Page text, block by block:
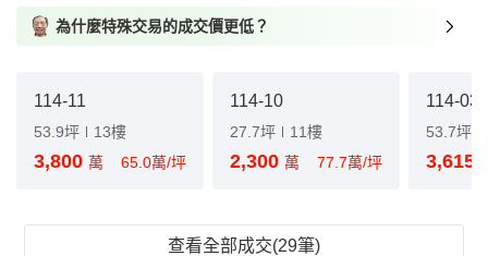
為什麼特殊交易的成交價更低？
114-11
53.9坪 13樓
3,800 萬 65.0萬/坪
114-10
27.7坪 11樓
2,300 萬 77.7萬/坪
114-03
53.7坪
3,615
查看全部成交(29筆)